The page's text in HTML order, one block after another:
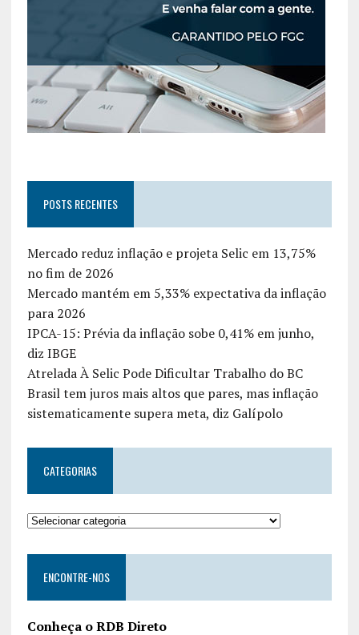
POSTS RECENTES
Mercado reduz inflação e projeta Selic em 13,75%
no fim de 2026
Mercado mantém em 5,33% expectativa da inflação
para 2026
IPCA-15: Prévia da inflação sobe 0,41% em junho,
diz IBGE
Atrelada À Selic Pode Dificultar Trabalho do BC
Brasil tem juros mais altos que pares, mas inflação
sistematicamente supera meta, diz Galípolo
CATEGORIAS
ENCONTRE-NOS
Conheça o RDB Direto